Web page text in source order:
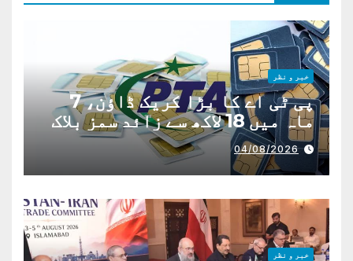
خبر و نظر
پی ٹی اے کا بڑا کریک ڈاؤن، 7
ماہ میں 18 لاکھ سے زائد سمز بلاک
04/08/2026
خبر و نظر